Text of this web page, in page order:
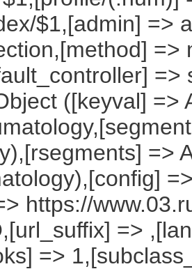
$1,[admin] =>
([keyval] =>
=>
https://
=>
=>